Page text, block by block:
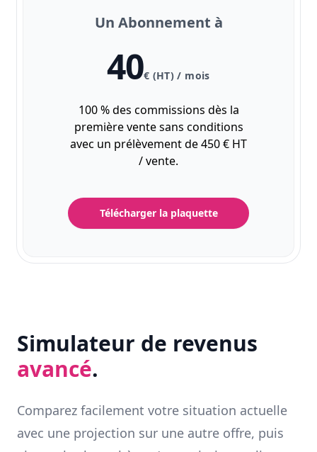
Un Abonnement à
40€ (HT) / mois
100 % des commissions dès la
première vente sans conditions
avec un prélèvement de 450 € HT
/ vente.
Télécharger la plaquette
Simulateur de revenus
avancé.
Comparez facilement votre situation actuelle
avec une projection sur une autre offre, puis